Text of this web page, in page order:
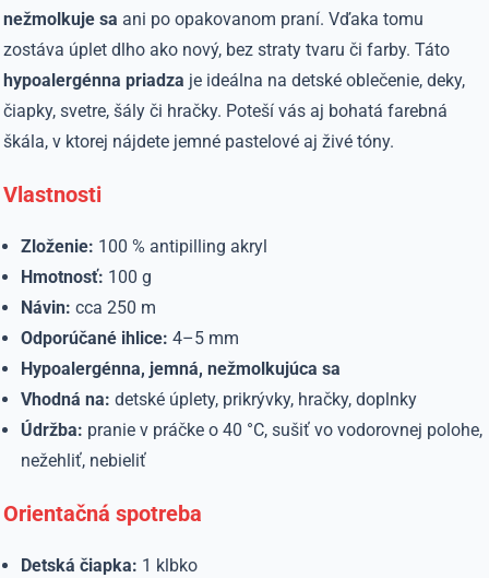
nežmolkuje sa ani po opakovanom praní. Vďaka tomu
zostáva úplet dlho ako nový, bez straty tvaru či farby. Táto
hypoalergénna priadza je ideálna na detské oblečenie, deky,
čiapky, svetre, šály či hračky. Poteší vás aj bohatá farebná
škála, v ktorej nájdete jemné pastelové aj živé tóny.
Vlastnosti
Zloženie: 100 % antipilling akryl
Hmotnosť: 100 g
Návin: cca 250 m
Odporúčané ihlice: 4–5 mm
Hypoalergénna, jemná, nežmolkujúca sa
Vhodná na: detské úplety, prikrývky, hračky, doplnky
Údržba: pranie v práčke o 40 °C, sušiť vo vodorovnej polohe,
nežehliť, nebieliť
Orientačná spotreba
Detská čiapka: 1 klbko